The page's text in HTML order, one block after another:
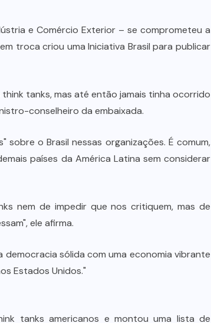
e Comércio Exterior – se comprometeu a
troca criou uma Iniciativa Brasil para publicar
tanks, mas até então jamais tinha ocorrido
conselheiro da embaixada.
o Brasil nessas organizações. É comum,
países da América Latina sem considerar
nem de impedir que nos critiquem, mas de
ele afirma.
sólida com uma economia vibrante
Estados Unidos."
tanks americanos e montou uma lista de
rosto, voz e lucro aos pequenos
produtores de Várzea Grande